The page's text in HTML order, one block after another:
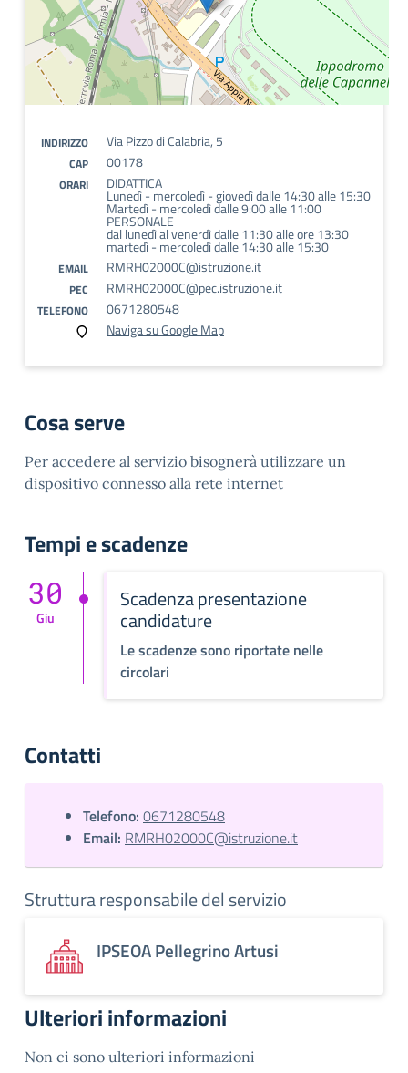
INDIRIZZO Via Pizzo di Calabria, 5
CAP 00178
ORARI DIDATTICA
Lunedì - mercoledì - giovedì dalle 14:30 alle 15:30
Martedì - mercoledì dalle 9:00 alle 11:00
PERSONALE
dal lunedì al venerdì dalle 11:30 alle ore 13:30
martedì - mercoledì dalle 14:30 alle 15:30
EMAIL RMRH02000C@istruzione.it
PEC RMRH02000C@pec.istruzione.it
TELEFONO
0671280548
Naviga su Google Map
Cosa serve
Per accedere al servizio bisognerà utilizzare un
dispositivo connesso alla rete internet
Tempi e scadenze
Scadenza presentazione
candidature
Le scadenze sono riportate nelle
circolari
30
Giu
Contatti
Telefono: 0671280548
Email: RMRH02000C@istruzione.it
Struttura responsabile del servizio
IPSEOA Pellegrino Artusi
Ulteriori informazioni
Non ci sono ulteriori informazioni